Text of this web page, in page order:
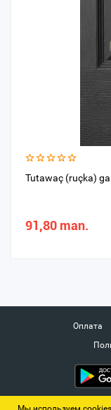
Tutawaç (ruçka)
91,80 man.
Оплата